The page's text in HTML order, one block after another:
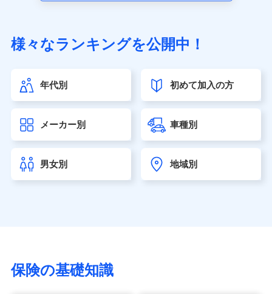
（https://www.sonylife.co.jp）
第一ネオ生命保険株式会社（https://neofirst.co.jp/）
大樹生命保険株式会社（https://www.taiju-life.co.jp）
seimei.co.jp）
チューリッヒ生命保険株式会社
東京海上日動あんしん生命保険株式会社
（https://www.tmn-anshin.co.jp/）
マニュライフ生命保険株式会社
（https://www.manulife.co.jp/）
様々なランキングを公開中！
年代別 初めて加入の方
メーカー別 車種別
男女別 地域別
保険の基礎知識